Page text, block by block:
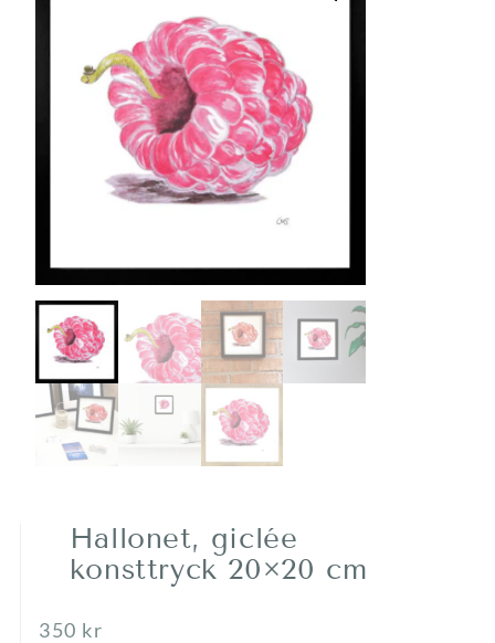
Hallonet, giclée
konsttryck 20×20 cm
350 kr